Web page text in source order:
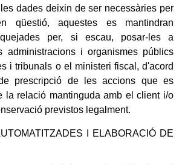
dades deixin de ser necessàries per
qüestió, aquestes es mantindran
per, si escau, posar-les a
administracions i organismes públics
i tribunals o el ministeri fiscal, d'acord
prescripció de les accions que es
la relació mantinguda amb el client i/o
previstos legalment.
I ELABORACIÓ DE